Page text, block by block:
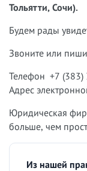
Тольятти, Сочи).
Будем рады
Звоните или
Телефон +7
Адрес
Юридическая
больше, чем
Из нашей